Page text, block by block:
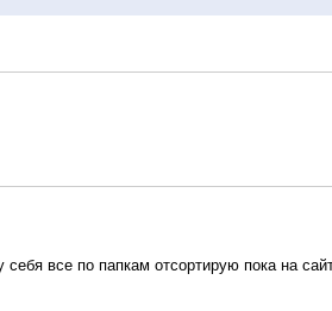
все по папкам отсортирую пока на